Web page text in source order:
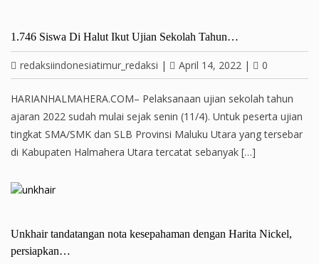
1.746 Siswa Di Halut Ikut Ujian Sekolah Tahun…
redaksiindonesiatimur_redaksi | April 14, 2022 | 0
HARIANHALMAHERA.COM– Pelaksanaan ujian sekolah tahun
ajaran 2022 sudah mulai sejak senin (11/4). Untuk peserta ujian
tingkat SMA/SMK dan SLB Provinsi Maluku Utara yang tersebar
di Kabupaten Halmahera Utara tercatat sebanyak […]
Unkhair tandatangan nota kesepahaman dengan Harita Nickel,
persiapkan…